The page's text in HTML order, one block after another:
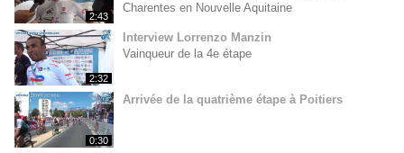
2:43
Charentes en Nouvelle Aquitaine
2:32
Interview Lorrenzo Manzin
Vainqueur de la 4e étape
0:30
Arrivée de la quatrième étape à Poitiers